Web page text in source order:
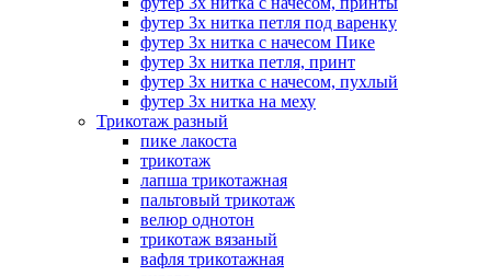
футер 3х нитка петля под варенку
футер 3х нитка с начесом Пике
футер 3х нитка петля, принт
футер 3х нитка с начесом, пухлый
футер 3х нитка на меху
Трикотаж разный
пике лакоста
трикотаж
лапша трикотажная
пальтовый трикотаж
велюр однотон
трикотаж вязаный
вафля трикотажная